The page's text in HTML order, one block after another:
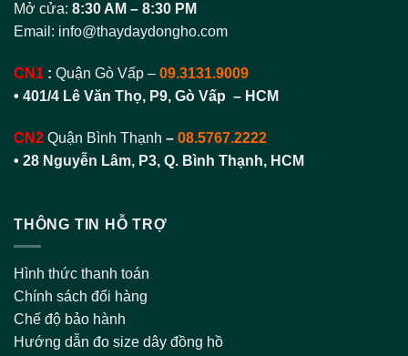
Mở cửa: 8:30 AM – 8:30 PM
Email: info@thaydaydongho.com
CN1 : Quận Gò Vấp – 09.3131.9009
• 401/4 Lê Văn Thọ, P9, Gò Vấp – HCM
CN2 Quận Bình Thạnh – 08.5767.2222
• 28 Nguyễn Lâm, P3, Q. Bình Thạnh, HCM
THÔNG TIN HỖ TRỢ
Hình thức thanh toán
Chính sách đổi hàng
Chế độ bảo hành
Hướng dẫn đo size dây đồng hồ